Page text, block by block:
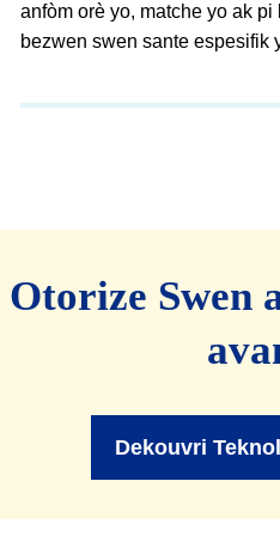
anfòm orè yo, matche yo ak
bezwen swen sante espesifik
Otorize Swen
Dekouvri